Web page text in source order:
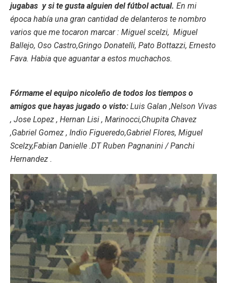
jugabas y si te gusta alguien del fútbol actual. En mi
época había una gran cantidad de delanteros te nombro
varios que me tocaron marcar : Miguel scelzi, Miguel
Ballejo, Oso Castro,Gringo Donatelli, Pato Bottazzi, Ernesto
Fava. Habia que aguantar a estos muchachos.
Fórmame el equipo nicoleño de todos los tiempos o
amigos que hayas jugado o visto: Luis Galan ,Nelson Vivas
, Jose Lopez , Hernan Lisi , Marinocci,Chupita Chavez
,Gabriel Gomez , Indio Figueredo,Gabriel Flores, Miguel
Scelzy,Fabian Danielle .DT Ruben Pagnanini / Panchi
Hernandez .